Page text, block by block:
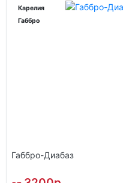
Карелия
Габбро
Габбро-Диабаз